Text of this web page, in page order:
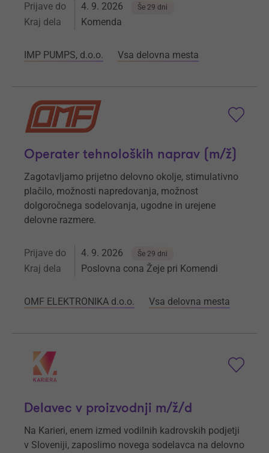
Prijave do 4. 9. 2026 Še 29 dni
Kraj dela Komenda
IMP PUMPS, d.o.o. Vsa delovna mesta
Operater tehnoloških naprav (m/ž)
Zagotavljamo prijetno delovno okolje, stimulativno
plačilo, možnosti napredovanja, možnost
dolgoročnega sodelovanja, ugodne in urejene
delovne razmere.
Prijave do 4. 9. 2026 Še 29 dni
Kraj dela Poslovna cona Žeje pri Komendi
OMF ELEKTRONIKA d.o.o. Vsa delovna mesta
Delavec v proizvodnji m/ž/d
Na Karieri, enem izmed vodilnih kadrovskih podjetji
v Sloveniji, zaposlimo novega sodelavca na delovno